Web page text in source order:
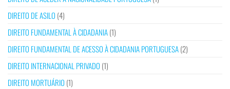
DIREITO DE ASILO (4)
DIREITO FUNDAMENTAL À CIDADANIA(1)
DIREITO FUNDAMENTAL DE ACESSO À CIDADANIA PORTUGUESA(2)
DIREITO INTERNACIONAL PRIVADO (1)
DIREITO MORTUÁRIO (1)